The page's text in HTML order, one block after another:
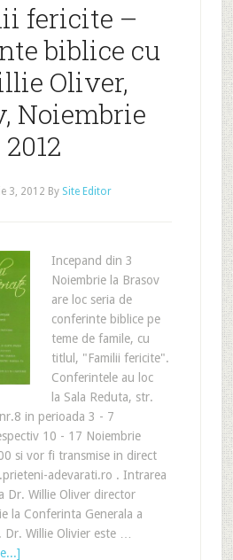
fericite –
biblice cu
Oliver,
Noiembrie
2012
3, 2012 By Site Editor
Incepand din 3
Noiembrie la Brasov
are loc seria de
conferinte biblice pe
teme de famile, cu
titlul, "Familii fericite".
Conferintele au loc
la Sala Reduta, str.
in perioada 3 - 7
10 - 17 Noiembrie
si vor fi transmise in direct
adevarati.ro . Intrarea
Dr. Willie Oliver director
la Conferinta Generala a
Dr. Willie Olivier este …